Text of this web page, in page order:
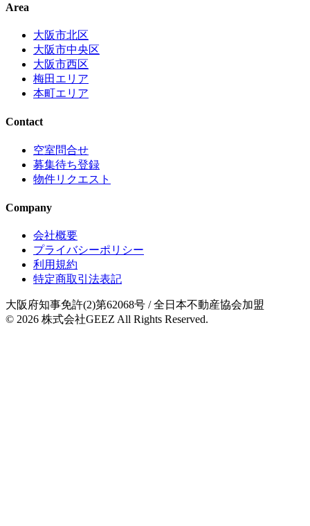
Area
大阪市北区
大阪市中央区
大阪市西区
梅田エリア
本町エリア
Contact
空室問合せ
募集待ち登録
物件リクエスト
Company
会社概要
プライバシーポリシー
利用規約
特定商取引法表記
大阪府知事免許(2)第62068号 / 全日本不動産協会加盟
© 2026 株式会社GEEZ All Rights Reserved.